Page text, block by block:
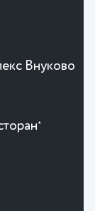
Внуково
★